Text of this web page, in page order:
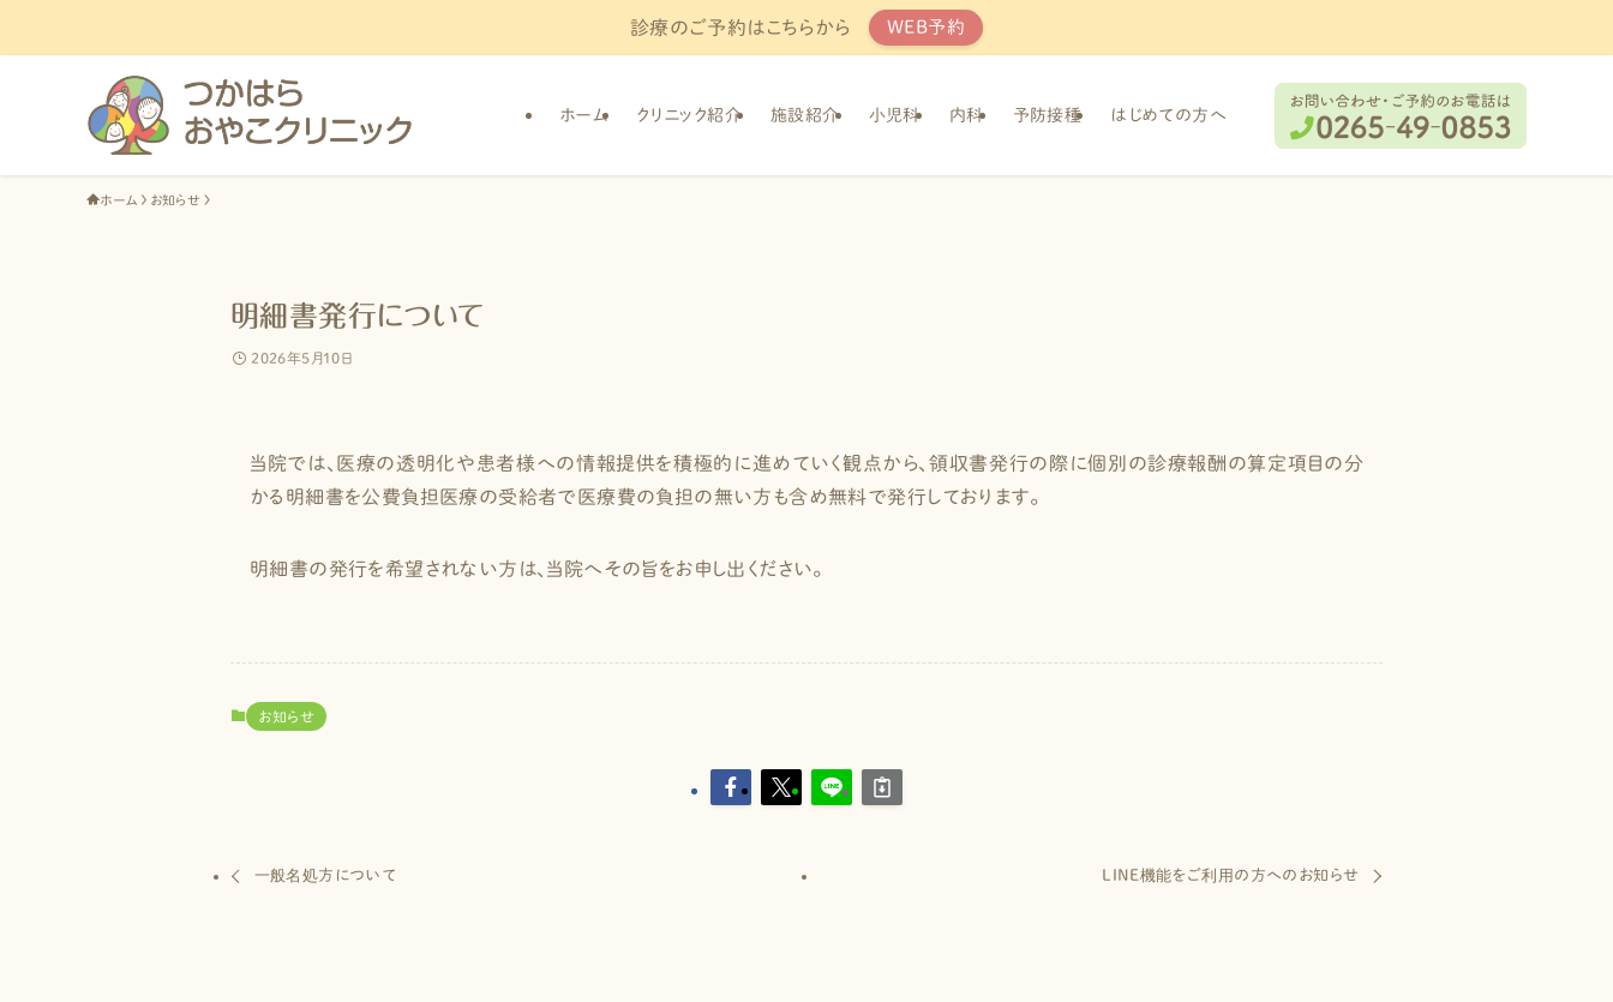
診療のご予約はこちらから WEB予約
ホーム クリニック紹介 施設紹介 小児科 内科 予防接種 はじめての方へ
ホーム お知らせ
明細書発行について
2026年5月10日
当院では、医療の透明化や患者様への情報提供を積極的に進めていく観点から、領収書発行の際に個別の診療報酬の算定項目の分
かる明細書を公費負担医療の受給者で医療費の負担の無い方も含め無料で発行しております。
明細書の発行を希望されない方は、当院へその旨をお申し出ください。
お知らせ
一般名処方について LINE機能をご利用の方へのお知らせ